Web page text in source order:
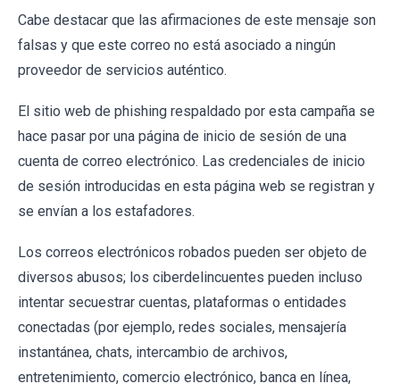
Cabe destacar que las afirmaciones de este mensaje son
falsas y que este correo no está asociado a ningún
proveedor de servicios auténtico.
El sitio web de phishing respaldado por esta campaña se
hace pasar por una página de inicio de sesión de una
cuenta de correo electrónico. Las credenciales de inicio
de sesión introducidas en esta página web se registran y
se envían a los estafadores.
Los correos electrónicos robados pueden ser objeto de
diversos abusos; los ciberdelincuentes pueden incluso
intentar secuestrar cuentas, plataformas o entidades
conectadas (por ejemplo, redes sociales, mensajería
instantánea, chats, intercambio de archivos,
entretenimiento, comercio electrónico, banca en línea,